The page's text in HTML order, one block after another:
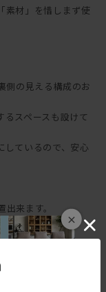
×
素材」を惜しまず使
側の見える構成のお
スペースも設けて
しているので、安心
来ます。
。
上下とも調節でき